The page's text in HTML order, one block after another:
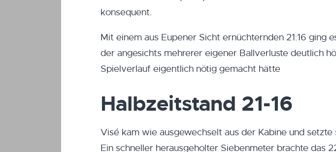
konsequent.
Mit einem aus Eupener Sicht ernüchternden 21:16 ging
der angesichts mehrerer eigener Ballverluste deutlich
Spielverlauf eigentlich nötig gemacht hätte
Halbzeitstand 21-16
Visé kam wie ausgewechselt aus der Kabine und
Ein schneller herausgeholter Siebenmeter brachte das